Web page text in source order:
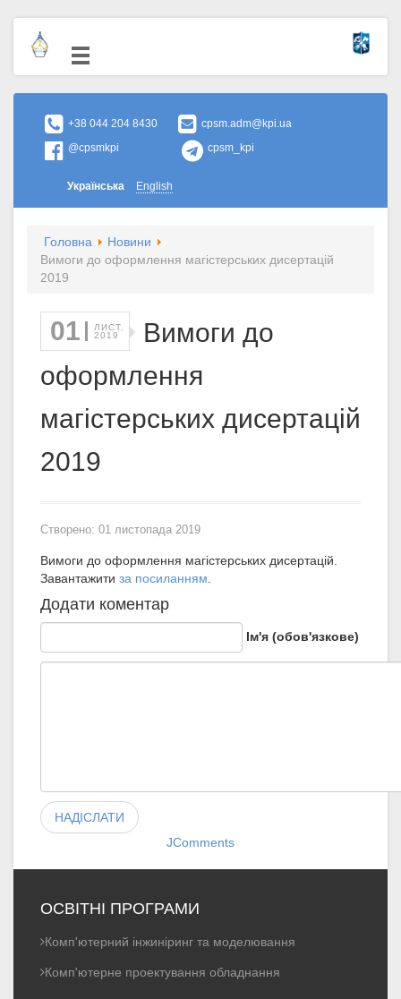
+38 044 204 8430
cpsm.adm@kpi.ua
@cpsmkpi
cpsm_kpi
Українська English
Головна
Новини
Вимоги до оформлення магістерських дисертацій
2019
01
ЛИСТ.
2019
Вимоги до
оформлення
магістерських дисертацій
2019
Створено: 01 листопада 2019
Вимоги до оформлення магістерських дисертацій.
Завантажити за посиланням
Додати коментар
Ім'я (обов'язкове)
НАДІСЛАТИ
JComments
ОСВІТНІ ПРОГРАМИ
Комп'ютерний інжиніринг та моделювання
Комп'ютерне проектування обладнання